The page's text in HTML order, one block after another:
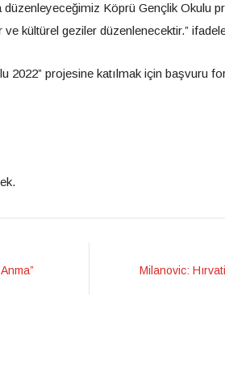
Köprü Gençlik Okulu
kültürel geziler düzenlenecektir.”
2022” projesine katılmak için başvuru
Milanovic: